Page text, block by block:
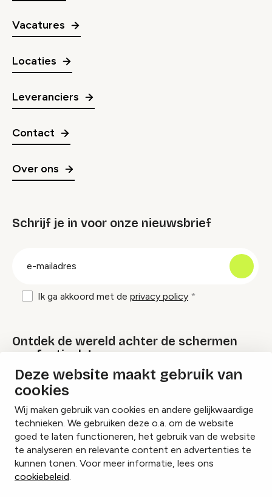
Deze website maakt gebruik van
cookies
Wij maken gebruik van cookies en andere gelijkwaardige
technieken. We gebruiken deze o.a. om de website
goed te laten functioneren, het gebruik van de website
te analyseren en relevante content en advertenties te
kunnen tonen. Voor meer informatie, lees ons
cookiebeleid.
Vacatures
Locaties
Leveranciers
Contact
Over ons
Schrijf je in voor onze nieuwsbrief
Ik ga akkoord met de privacy policy
Ontdek de wereld achter de schermen
van festivals!
Lees onze Festival Specials
InstagramFacebookLinkedIn